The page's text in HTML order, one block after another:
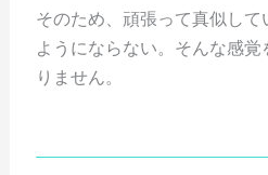
そのため、頑張って真似し
ようにならない。そんな感
りません。